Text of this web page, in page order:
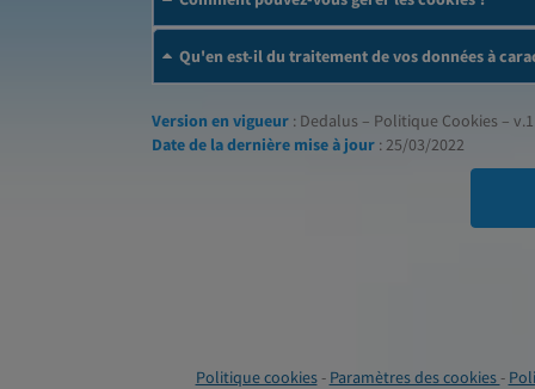
Qu'en est-il du traitement de vos données à
Version en vigueur : Dedalus – Politique Cookies –
Date de la dernière mise à jour : 25/03/2022
Politique cookies- Paramètres des cookies-